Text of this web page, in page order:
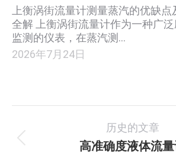
上衡涡街流量计测量蒸汽的优缺
全解 上衡涡街流量计作为一种广
监测的仪表，在蒸汽测…
2026年7月24日
目
历史的文章
上
高准确度液体流